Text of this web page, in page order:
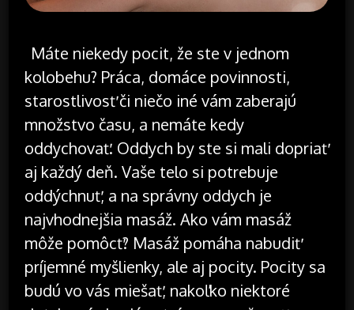
Máte niekedy pocit, že ste v jednom
kolobehu? Práca, domáce povinnosti,
starostlivosť či niečo iné vám zaberajú
množstvo času, a nemáte kedy
oddychovať. Oddych by ste si mali dopriať
aj každý deň. Vaše telo si potrebuje
oddýchnuť, a na správny oddych je
najvhodnejšia masáž. Ako vám masáž
môže pomôcť? Masáž pomáha nabudiť
príjemné myšlienky, ale aj pocity. Pocity sa
budú vo vás miešať, nakoľko niektoré